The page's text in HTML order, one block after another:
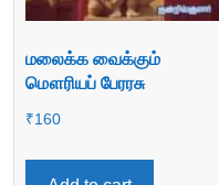
மலைக்க வைக்கும்
மௌரியப் பேரரசு
₹160